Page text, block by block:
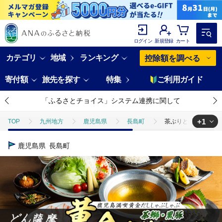
ログイン 新規登録 カート
カテゴリ 地域 ランキング 控除額を調べる
寄付額 旅先を探す 特集 ご利用ガイド
「ふるさとチョイス」システム連携に関して
TOP 九州地方 鹿児島県 長島町 茶ぶりと黒豚のどん
TOP
+1
鹿児島県 長島町